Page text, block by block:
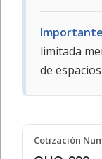
limitada
de
Cotización